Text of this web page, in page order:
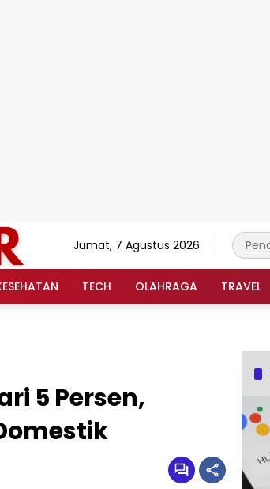
Jumat, 7 Agustus 2026
TECH OLAHRAGA TRAVEL
5 Persen,